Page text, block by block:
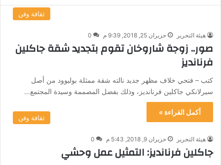
ثقافة وفن
هيئة التحرير حزيران 25, 2018, 9:39 م 0
صور.. زوجة شاروخان تقوم بتجديد شقة جاكلين
فرنانديز
كتب – فتحي خلاف مظهر جديد نالته شقة ممثلة بوليوود من أصل
سيرلانكي جاكلين فرنانديز، وذلك بفضل المصممة وسيدة المجتمع…
أكمل القراءة »
ثقافة وفن
هيئة التحرير حزيران 9, 2018, 5:43 م 0
جاكلين فرنانديز: التمثيل عمل وحشي